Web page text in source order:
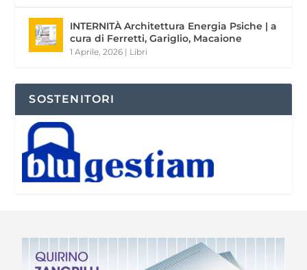
INTERNITÀ Architettura Energia Psiche | a
cura di Ferretti, Gariglio, Macaione
1 Aprile, 2026 | Libri
SOSTENITORI